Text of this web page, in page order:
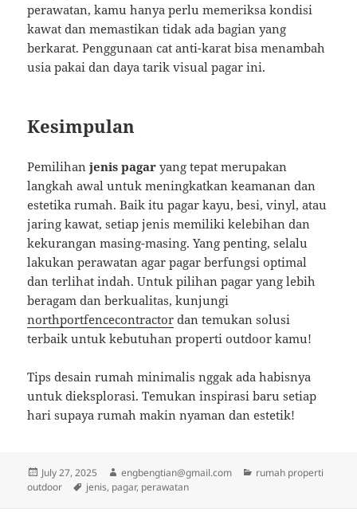
perawatan, kamu hanya perlu memeriksa kondisi
kawat dan memastikan tidak ada bagian yang
berkarat. Penggunaan cat anti-karat bisa menambah
usia pakai dan daya tarik visual pagar ini.
Kesimpulan
Pemilihanjenis pagar yang tepat merupakan
langkah awal untuk meningkatkan keamanan dan
estetika rumah. Baik itu pagar kayu, besi, vinyl, atau
jaring kawat, setiap jenis memiliki kelebihan dan
kekurangan masing-masing. Yang penting, selalu
lakukan perawatan agar pagar berfungsi optimal
dan terlihat indah. Untuk pilihan pagar yang lebih
beragam dan berkualitas, kunjungi
northportfencecontractor dan temukan solusi
terbaik untuk kebutuhan properti outdoor kamu!
Tips desain rumah minimalis nggak ada habisnya
untuk dieksplorasi. Temukan inspirasi baru setiap
hari supaya rumah makin nyaman dan estetik!
Posted
on
July 27, 2025 Author
engbengtian@gmail.com Categories
rumah properti
outdoor
Tags
jenis, pagar, perawatan